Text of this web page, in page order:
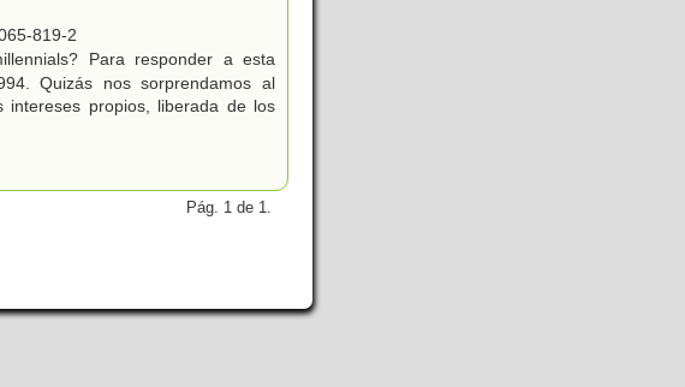
819-2
Para responder a esta
Quizás nos sorprendamos al
propios, liberada de los
Pág. 1 de 1.